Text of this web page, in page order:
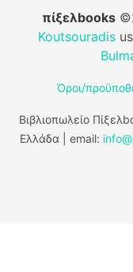
πίξελbooks
Koutsouradis
Όροι/
Βιβλιοπωλείο
Ελλάδα | email: